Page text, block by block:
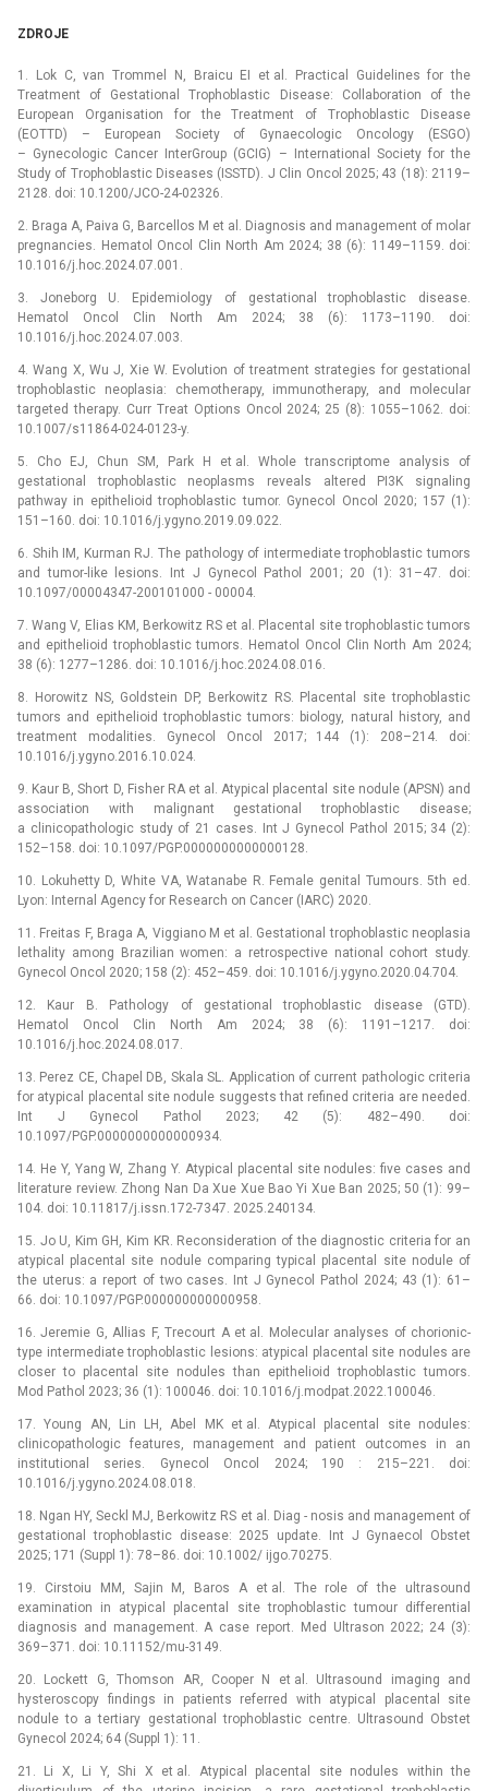
ZDROJE
1. Lok C, van Trommel N, Braicu EI et al. Practical Guidelines for the
Treatment of Gestational Trophoblastic Disease: Collaboration of the
European Organisation for the Treatment of Trophoblastic Disease
(EOTTD) –⁠ European Society of Gynaecologic Oncology (ESGO)
–⁠ Gynecologic Cancer InterGroup (GCIG) –⁠ International Society for the
Study of Trophoblastic Diseases (ISSTD). J Clin Oncol 2025; 43 (18): 2119–
2128. doi: 10.1200/JCO-24-02326.
2. Braga A, Paiva G, Barcellos M et al. Diagnosis and management of molar
pregnancies. Hematol Oncol Clin North Am 2024; 38 (6): 1149–1159. doi:
10.1016/j.hoc.2024.07.001.
3. Joneborg U. Epidemiology of gestational trophoblastic disease.
Hematol Oncol Clin North Am 2024; 38 (6): 1173–1190. doi:
10.1016/j.hoc.2024.07.003.
4. Wang X, Wu J, Xie W. Evolution of treatment strategies for gestational
trophoblastic neoplasia: chemotherapy, immunotherapy, and molecular
targeted therapy. Curr Treat Options Oncol 2024; 25 (8): 1055–1062. doi:
10.1007/s11864-024-0123-y.
5. Cho EJ, Chun SM, Park H et al. Whole transcriptome analysis of
gestational trophoblastic neoplasms reveals altered PI3K signaling
pathway in epithelioid trophoblastic tumor. Gynecol Oncol 2020; 157 (1):
151–160. doi: 10.1016/j.ygyno.2019.09.022.
6. Shih IM, Kurman RJ. The pathology of intermediate trophoblastic tumors
and tumor-like lesions. Int J Gynecol Pathol 2001; 20 (1): 31–47. doi:
10.1097/00004347-200101000 -⁠ 00004.
7. Wang V, Elias KM, Berkowitz RS et al. Placental site trophoblastic tumors
and epithelioid trophoblastic tumors. Hematol Oncol Clin North Am 2024;
38 (6): 1277–1286. doi: 10.1016/j.hoc.2024.08.016.
8. Horowitz NS, Goldstein DP, Berkowitz RS. Placental site trophoblastic
tumors and epithelioid trophoblastic tumors: biology, natural history, and
treatment modalities. Gynecol Oncol 2017; 144 (1): 208–214. doi:
10.1016/j.ygyno.2016.10.024.
9. Kaur B, Short D, Fisher RA et al. Atypical placental site nodule (APSN) and
association with malignant gestational trophoblastic disease;
a clinicopathologic study of 21 cases. Int J Gynecol Pathol 2015; 34 (2):
152–158. doi: 10.1097/PGP.0000000000000128.
10. Lokuhetty D, White VA, Watanabe R. Female genital Tumours. 5th ed.
Lyon: Internal Agency for Research on Cancer (IARC) 2020.
11. Freitas F, Braga A, Viggiano M et al. Gestational trophoblastic neoplasia
lethality among Brazilian women: a retrospective national cohort study.
Gynecol Oncol 2020; 158 (2): 452–459. doi: 10.1016/j.ygyno.2020.04.704.
12. Kaur B. Pathology of gestational trophoblastic disease (GTD).
Hematol Oncol Clin North Am 2024; 38 (6): 1191–1217. doi:
10.1016/j.hoc.2024.08.017.
13. Perez CE, Chapel DB, Skala SL. Application of current pathologic criteria
for atypical placental site nodule suggests that refined criteria are needed.
Int J Gynecol Pathol 2023; 42 (5): 482–490. doi:
10.1097/PGP.0000000000000934.
14. He Y, Yang W, Zhang Y. Atypical placental site nodules: five cases and
literature review. Zhong Nan Da Xue Xue Bao Yi Xue Ban 2025; 50 (1): 99–
104. doi: 10.11817/j.issn.172-7347. 2025.240134.
15. Jo U, Kim GH, Kim KR. Reconsideration of the diagnostic criteria for an
atypical placental site nodule comparing typical placental site nodule of
the uterus: a report of two cases. Int J Gynecol Pathol 2024; 43 (1): 61–
66. doi: 10.1097/PGP.000000000000958.
16. Jeremie G, Allias F, Trecourt A et al. Molecular analyses of chorionic-
type intermediate trophoblastic lesions: atypical placental site nodules are
closer to placental site nodules than epithelioid trophoblastic tumors.
Mod Pathol 2023; 36 (1): 100046. doi: 10.1016/j.modpat.2022.100046.
17. Young AN, Lin LH, Abel MK et al. Atypical placental site nodules:
clinicopathologic features, management and patient outcomes in an
institutional series. Gynecol Oncol 2024; 190 : 215–221. doi:
10.1016/j.ygyno.2024.08.018.
18. Ngan HY, Seckl MJ, Berkowitz RS et al. Diag -⁠ nosis and management of
gestational trophoblastic disease: 2025 update. Int J Gynaecol Obstet
2025; 171 (Suppl 1): 78–86. doi: 10.1002/ ijgo.70275.
19. Cirstoiu MM, Sajin M, Baros A et al. The role of the ultrasound
examination in atypical placental site trophoblastic tumour differential
diagnosis and management. A case report. Med Ultrason 2022; 24 (3):
369–371. doi: 10.11152/mu-3149.
20. Lockett G, Thomson AR, Cooper N et al. Ultrasound imaging and
hysteroscopy findings in patients referred with atypical placental site
nodule to a tertiary gestational trophoblastic centre. Ultrasound Obstet
Gynecol 2024; 64 (Suppl 1): 11.
21. Li X, Li Y, Shi X et al. Atypical placental site nodules within the